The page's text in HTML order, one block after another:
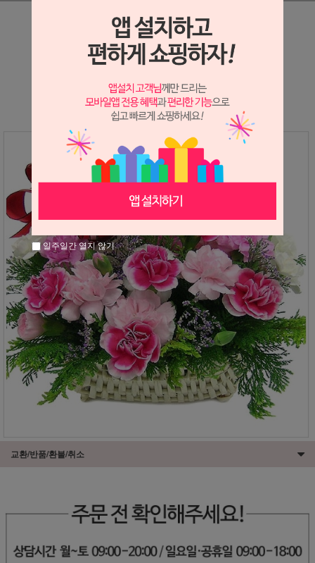
상세정보 새창 열기
교환/반품/환불/취소
일주일간 열지 않기